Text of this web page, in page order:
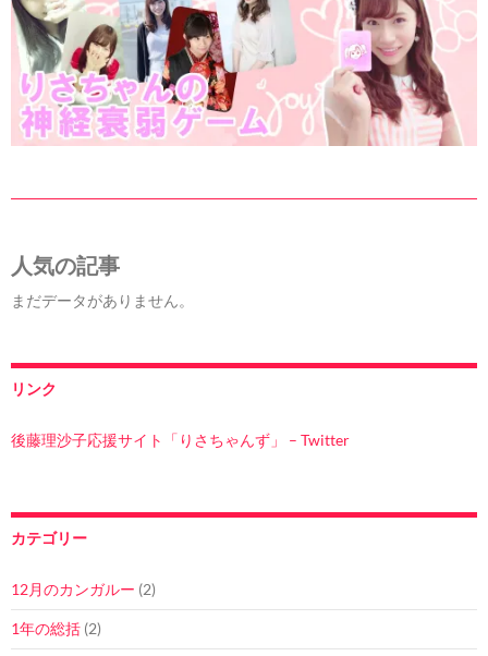
人気の記事
まだデータがありません。
リンク
後藤理沙子応援サイト「りさちゃんず」 – Twitter
カテゴリー
12月のカンガルー (2)
1年の総括 (2)